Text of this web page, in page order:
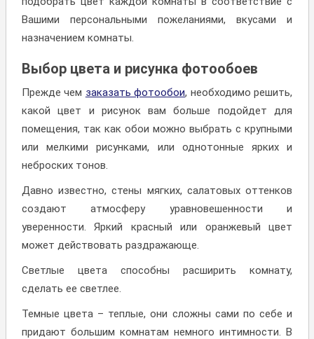
Вашими персональными пожеланиями, вкусами и
назначением комнаты.
Выбор цвета и рисунка фотообоев
Прежде чем заказать фотообои, необходимо решить,
какой цвет и рисунок вам больше подойдет для
помещения, так как обои можно выбрать с крупными
или мелкими рисунками, или однотонные ярких и
неброских тонов.
Давно известно, стены мягких, салатовых оттенков
создают атмосферу уравновешенности и
уверенности. Яркий красный или оранжевый цвет
может действовать раздражающе.
Светлые цвета способны расширить комнату,
сделать ее светлее.
Темные цвета – теплые, они сложны сами по себе и
придают большим комнатам немного интимности. В